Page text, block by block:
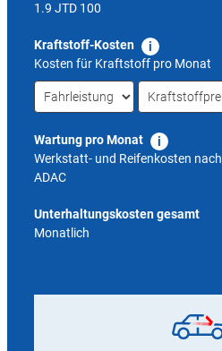
1.9 JTD 100
Kraftstoff-Kosten
Kosten für Kraftstoff pro Monat
Wartung pro Monat
Werkstatt- und Reifenkosten nach
ADAC
Unterhaltungskosten gesamt
Monatlich